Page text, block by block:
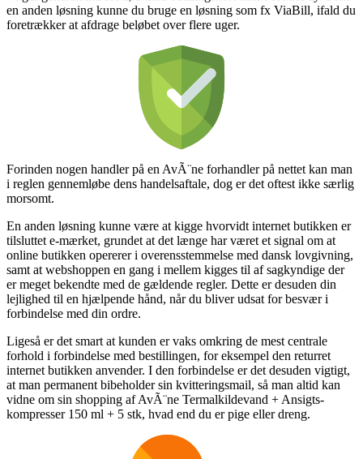
en anden løsning kunne du bruge en løsning som fx ViaBill, ifald du
foretrækker at afdrage beløbet over flere uger.
Forinden nogen handler på en AvÃ¨ne forhandler på nettet kan man
i reglen gennemløbe dens handelsaftale, dog er det oftest ikke særlig
morsomt.
En anden løsning kunne være at kigge hvorvidt internet butikken er
tilsluttet e-mærket, grundet at det længe har været et signal om at
online butikken opererer i overensstemmelse med dansk lovgivning,
samt at webshoppen en gang i mellem kigges til af sagkyndige der
er meget bekendte med de gældende regler. Dette er desuden din
lejlighed til en hjælpende hånd, når du bliver udsat for besvær i
forbindelse med din ordre.
Ligeså er det smart at kunden er vaks omkring de mest centrale
forhold i forbindelse med bestillingen, for eksempel den returret
internet butikken anvender. I den forbindelse er det desuden vigtigt,
at man permanent bibeholder sin kvitteringsmail, så man altid kan
vidne om sin shopping af AvÃ¨ne Termalkildevand + Ansigts­
kompresser 150 ml + 5 stk, hvad end du er pige eller dreng.